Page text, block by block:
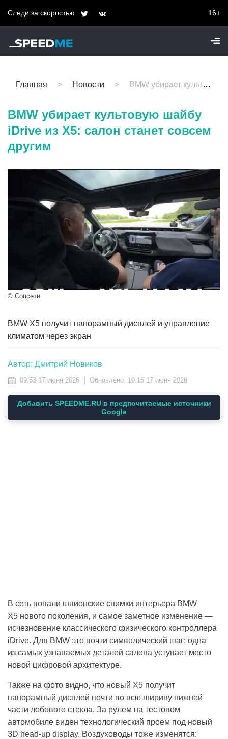
Следи за скоростью 16+
Главная Новости BMW убирает культовую шайбу iDrive из X5: салон станет совсем другим
BMW убирает культовую шайбу
iDrive из X5: салон станет совсем
другим
© Соцсети
BMW X5 получит панорамный дисплей и управление
климатом через экран
Автор: Дмитрий Новиков
09:53 17 июня 2026 Обновлено: 10:15 17 июня 2026
Добавить SPEEDME.RU в предпочитаемые источники
Google
В сеть попали шпионские снимки интерьера BMW
X5 нового поколения, и самое заметное изменение —
исчезновение классического физического контроллера
iDrive. Для BMW это почти символический шаг: одна
из самых узнаваемых деталей салона уступает место
новой цифровой архитектуре.
Также на фото видно, что новый X5 получит
панорамный дисплей почти во всю ширину нижней
части лобового стекла. За рулем на тестовом
автомобиле виден технологический проем под новый
3D head-up display. Воздуховоды тоже изменятся: